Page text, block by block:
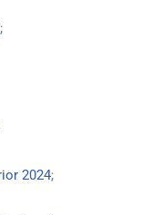
;
2024;